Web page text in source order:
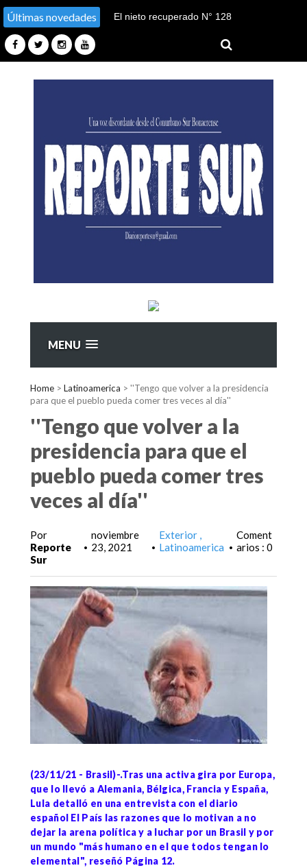
Últimas novedades
El nieto recuperado N° 128
sustracción y sustitución de
identidad en Tucumán
MENU
Home > Latinoamerica > ''Tengo que volver a la presidencia
para que el pueblo pueda comer tres veces al día''
''Tengo que volver a la
presidencia para que el
pueblo pueda comer tres
veces al día''
Por
Reporte
Sur
•
noviembre
23, 2021
•
Exterior
Latinoamerica
•
Coment
arios : 0
(23/11/21 - Brasil)-.Tras una activa gira por Europa,
que lo llevó a Alemania, Bélgica, Francia y España,
Lula detalló en una entrevista con el diario
español El País las razones que lo motivan a no
dejar la arena política y a luchar por un Brasil y por
un mundo "más humano en el que todos tengan lo
elemental", reseñó Página 12.